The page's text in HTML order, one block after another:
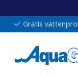
Gratis